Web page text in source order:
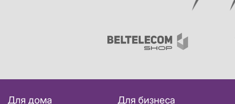
Для дома Для бизнеса